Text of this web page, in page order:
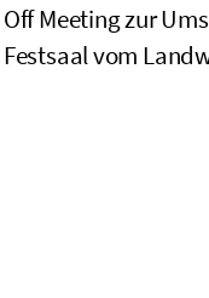
Off Meeting zur
Festsaal vom